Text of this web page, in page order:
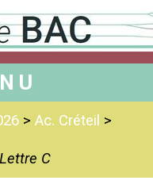
> Ac. Créteil >
Lettre C